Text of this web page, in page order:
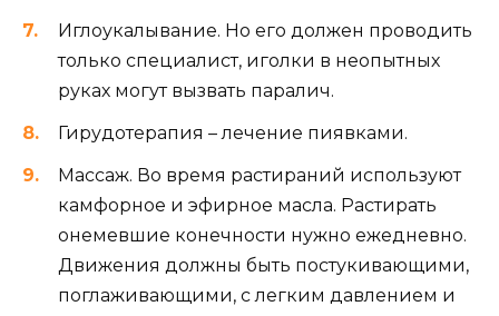
Иглоукалывание. Но его должен проводить
только специалист, иголки в неопытных
руках могут вызвать паралич.
Гирудотерапия – лечение пиявками.
Массаж. Во время растираний используют
камфорное и эфирное масла. Растирать
онемевшие конечности нужно ежедневно.
Движения должны быть постукивающими,
поглаживающими, с легким давлением и